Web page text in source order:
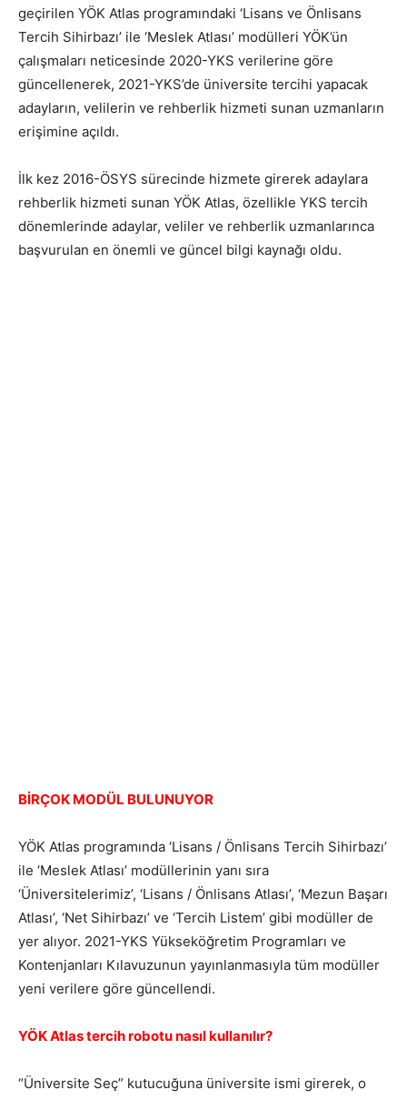
geçirilen YÖK Atlas programındaki ‘Lisans ve Önlisans
Tercih Sihirbazı’ ile ‘Meslek Atlası’ modülleri YÖK’ün
çalışmaları neticesinde 2020-YKS verilerine göre
güncellenerek, 2021-YKS’de üniversite tercihi yapacak
adayların, velilerin ve rehberlik hizmeti sunan uzmanların
erişimine açıldı.
İlk kez 2016-ÖSYS sürecinde hizmete girerek adaylara
rehberlik hizmeti sunan YÖK Atlas, özellikle YKS tercih
dönemlerinde adaylar, veliler ve rehberlik uzmanlarınca
başvurulan en önemli ve güncel bilgi kaynağı oldu.
BİRÇOK MODÜL BULUNUYOR
YÖK Atlas programında ‘Lisans / Önlisans Tercih Sihirbazı’
ile ‘Meslek Atlası’ modüllerinin yanı sıra
‘Üniversitelerimiz’, ‘Lisans / Önlisans Atlası’, ‘Mezun Başarı
Atlası’, ‘Net Sihirbazı’ ve ‘Tercih Listem’ gibi modüller de
yer alıyor. 2021-YKS Yükseköğretim Programları ve
Kontenjanları Kılavuzunun yayınlanmasıyla tüm modüller
yeni verilere göre güncellendi.
YÖK Atlas tercih robotu nasıl kullanılır?
“Üniversite Seç” kutucuğuna üniversite ismi girerek, o